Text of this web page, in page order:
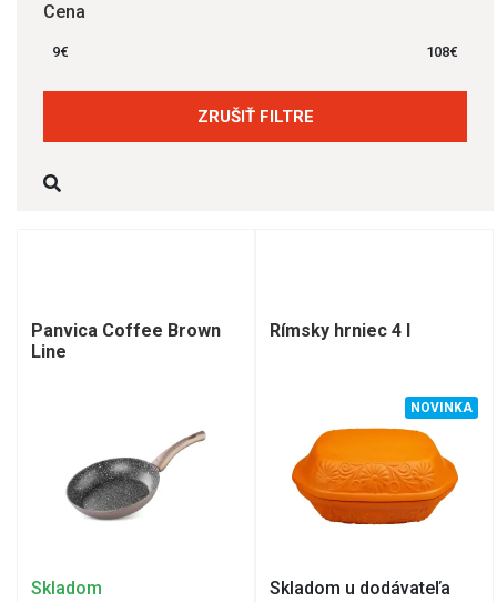
Cena
9€ 108€
ZRUŠIŤ FILTRE
Panvica Coffee Brown
Line
Skladom
Rímsky hrniec 4 l
NOVINKA
Skladom u dodávateľa